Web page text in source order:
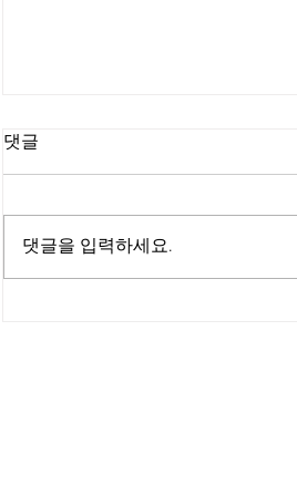
댓글
댓글을 입력하세요.